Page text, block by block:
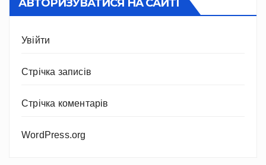
АВТОРИЗУВАТИСЯ НА САЙТІ
Увійти
Стрічка записів
Стрічка коментарів
WordPress.org